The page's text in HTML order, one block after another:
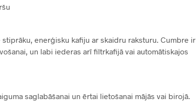
stiprāku, enerģisku kafiju ar skaidru raksturu. Cumbre ir
un labi iederas arī filtrkafijā vai automātiskajos
saglabāšanai un ērtai lietošanai mājās vai birojā.